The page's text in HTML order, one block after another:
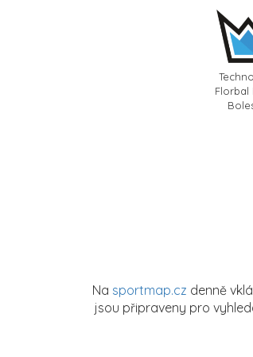
Florbal
Na sportmap.cz denně
jsou připraveny pro